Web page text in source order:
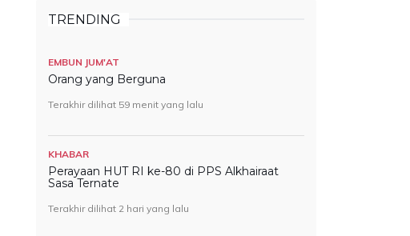
TRENDING
EMBUN JUM'AT
Orang yang Berguna
Terakhir dilihat 59 menit yang lalu
KHABAR
Perayaan HUT RI ke-80 di PPS Alkhairaat
Sasa Ternate
Terakhir dilihat 2 hari yang lalu